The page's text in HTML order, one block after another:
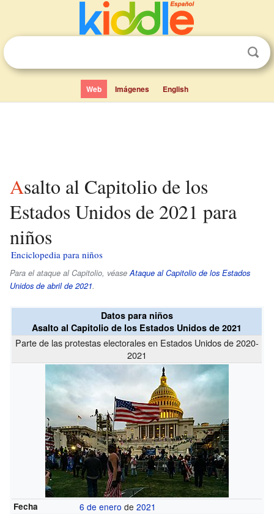
Web Imágenes English
Asalto al Capitolio de los
Estados Unidos de 2021 para
niños
Enciclopedia para niños
Para el ataque al Capitolio, véaseAtaque al Capitolio de los Estados
Unidos de abril de 2021.
Datos para niños
Asalto al Capitolio de los Estados Unidos de 2021
Parte de las protestas electorales en Estados Unidos de 2020-
2021
Fecha 6 de enero de2021